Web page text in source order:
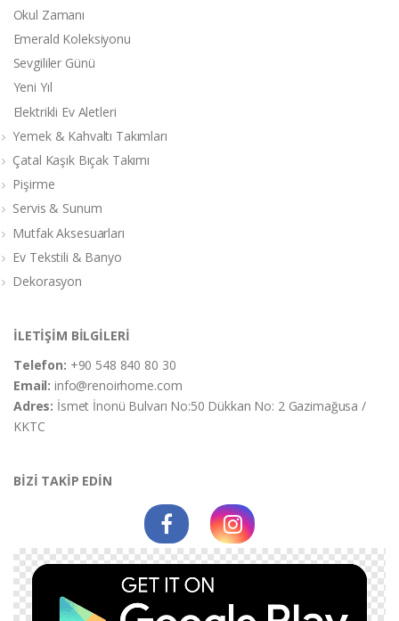
Okul Zamanı
Emerald Koleksiyonu
Sevgililer Günü
Yeni Yıl
Elektrikli Ev Aletleri
Yemek & Kahvaltı Takımları
Çatal Kaşık Bıçak Takımı
Pişirme
Servis & Sunum
Mutfak Aksesuarları
Ev Tekstili & Banyo
Dekorasyon
İLETİŞİM BİLGİLERİ
Telefon: +90 548 840 80 30
Email:info@renoirhome.com
Adres: İsmet İnonü Bulvarı No:50 Dükkan No: 2 Gazimağusa /
KKTC
BİZİ TAKİP EDİN